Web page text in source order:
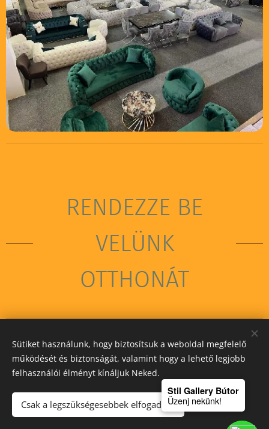
RENDEZZE BE
VELÜNK
OTTHONÁT
STIL GALLERY KFT
Sütiket használunk, hogy biztosítsuk a weboldal megfelelő
működését és biztonságát, valamint hogy a lehető legjobb
felhasználói élményt kínáljuk Neked.
Csak a legszükségesebbek elfogadása
Stil Gallery Bútor
Üzenj nekünk!